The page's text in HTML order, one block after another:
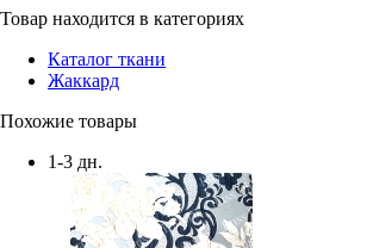
Товар находится в категориях
Каталог ткани
Жаккард
Похожие товары
1-3 дн.